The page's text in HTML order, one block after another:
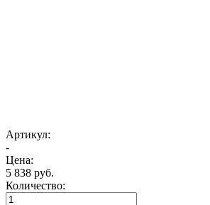
Артикул:
-
Цена:
5 838 руб.
Количество: